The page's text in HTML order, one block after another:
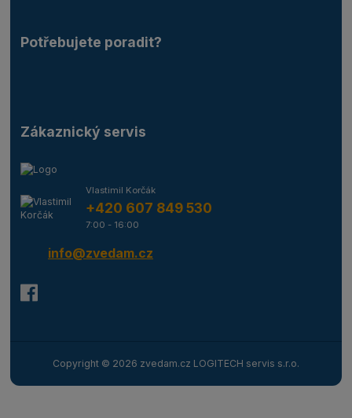
Potřebujete poradit?
Zákaznický servis
Vlastimil Korčák
+420 607 849 530
7:00 - 16:00
info@zvedam.cz
Copyright © 2026 zvedam.cz LOGITECH servis s.r.o.